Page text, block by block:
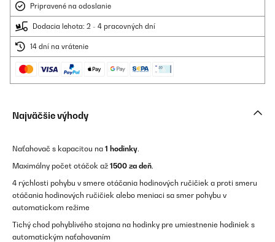
Pripravené na odoslanie
Dodacia lehota: 2 - 4 pracovných dní
14 dní na vrátenie
Najväčšie výhody
Naťahovač s kapacitou na 1 hodinky.
Maximálny počet otáčok až 1500 za deň.
4 rýchlosti pohybu v smere otáčania hodinových ručičiek a proti smeru
otáčania hodinových ručičiek alebo meniaci sa smer pohybu v
automatickom režime
Tichý chod pohyblivého stojana na hodinky pre umiestnenie hodiniek s
automatickým naťahovaním